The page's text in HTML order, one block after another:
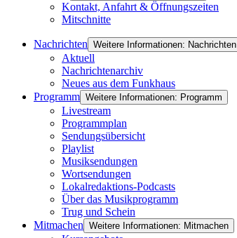
Kontakt, Anfahrt & Öffnungszeiten
Mitschnitte
Nachrichten Weitere Informationen: Nachrichten
Aktuell
Nachrichtenarchiv
Neues aus dem Funkhaus
Programm Weitere Informationen: Programm
Livestream
Programmplan
Sendungsübersicht
Playlist
Musiksendungen
Wortsendungen
Lokalredaktions-Podcasts
Über das Musikprogramm
Trug und Schein
Mitmachen Weitere Informationen: Mitmachen